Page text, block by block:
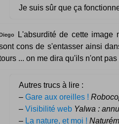
Je suis sûr que ça
L'absurdité de cette image
cons de s'entasser ainsi
... on me dira qu'ils n'ont
Autres trucs à lire :
– Gare aux oreilles !
– Visibilité web Yalwa :
– La nature, et moi !